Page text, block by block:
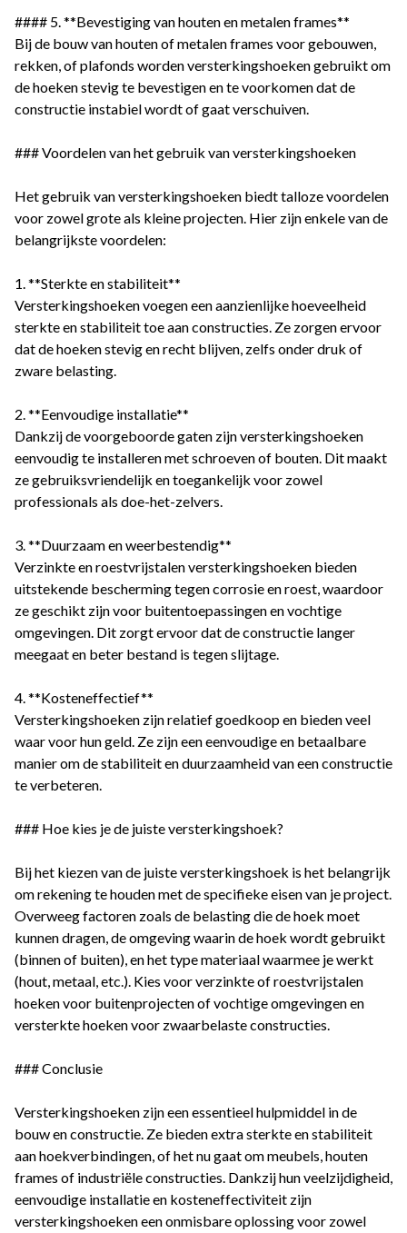
#### 5. **Bevestiging van houten en metalen frames**
Bij de bouw van houten of metalen frames voor gebouwen,
rekken, of plafonds worden versterkingshoeken gebruikt om
de hoeken stevig te bevestigen en te voorkomen dat de
constructie instabiel wordt of gaat verschuiven.
### Voordelen van het gebruik van versterkingshoeken
Het gebruik van versterkingshoeken biedt talloze voordelen
voor zowel grote als kleine projecten. Hier zijn enkele van de
belangrijkste voordelen:
1. **Sterkte en stabiliteit**
Versterkingshoeken voegen een aanzienlijke hoeveelheid
sterkte en stabiliteit toe aan constructies. Ze zorgen ervoor
dat de hoeken stevig en recht blijven, zelfs onder druk of
zware belasting.
2. **Eenvoudige installatie**
Dankzij de voorgeboorde gaten zijn versterkingshoeken
eenvoudig te installeren met schroeven of bouten. Dit maakt
ze gebruiksvriendelijk en toegankelijk voor zowel
professionals als doe-het-zelvers.
3. **Duurzaam en weerbestendig**
Verzinkte en roestvrijstalen versterkingshoeken bieden
uitstekende bescherming tegen corrosie en roest, waardoor
ze geschikt zijn voor buitentoepassingen en vochtige
omgevingen. Dit zorgt ervoor dat de constructie langer
meegaat en beter bestand is tegen slijtage.
4. **Kosteneffectief**
Versterkingshoeken zijn relatief goedkoop en bieden veel
waar voor hun geld. Ze zijn een eenvoudige en betaalbare
manier om de stabiliteit en duurzaamheid van een constructie
te verbeteren.
### Hoe kies je de juiste versterkingshoek?
Bij het kiezen van de juiste versterkingshoek is het belangrijk
om rekening te houden met de specifieke eisen van je project.
Overweeg factoren zoals de belasting die de hoek moet
kunnen dragen, de omgeving waarin de hoek wordt gebruikt
(binnen of buiten), en het type materiaal waarmee je werkt
(hout, metaal, etc.). Kies voor verzinkte of roestvrijstalen
hoeken voor buitenprojecten of vochtige omgevingen en
versterkte hoeken voor zwaarbelaste constructies.
### Conclusie
Versterkingshoeken zijn een essentieel hulpmiddel in de
bouw en constructie. Ze bieden extra sterkte en stabiliteit
aan hoekverbindingen, of het nu gaat om meubels, houten
frames of industriële constructies. Dankzij hun veelzijdigheid,
eenvoudige installatie en kosteneffectiviteit zijn
versterkingshoeken een onmisbare oplossing voor zowel